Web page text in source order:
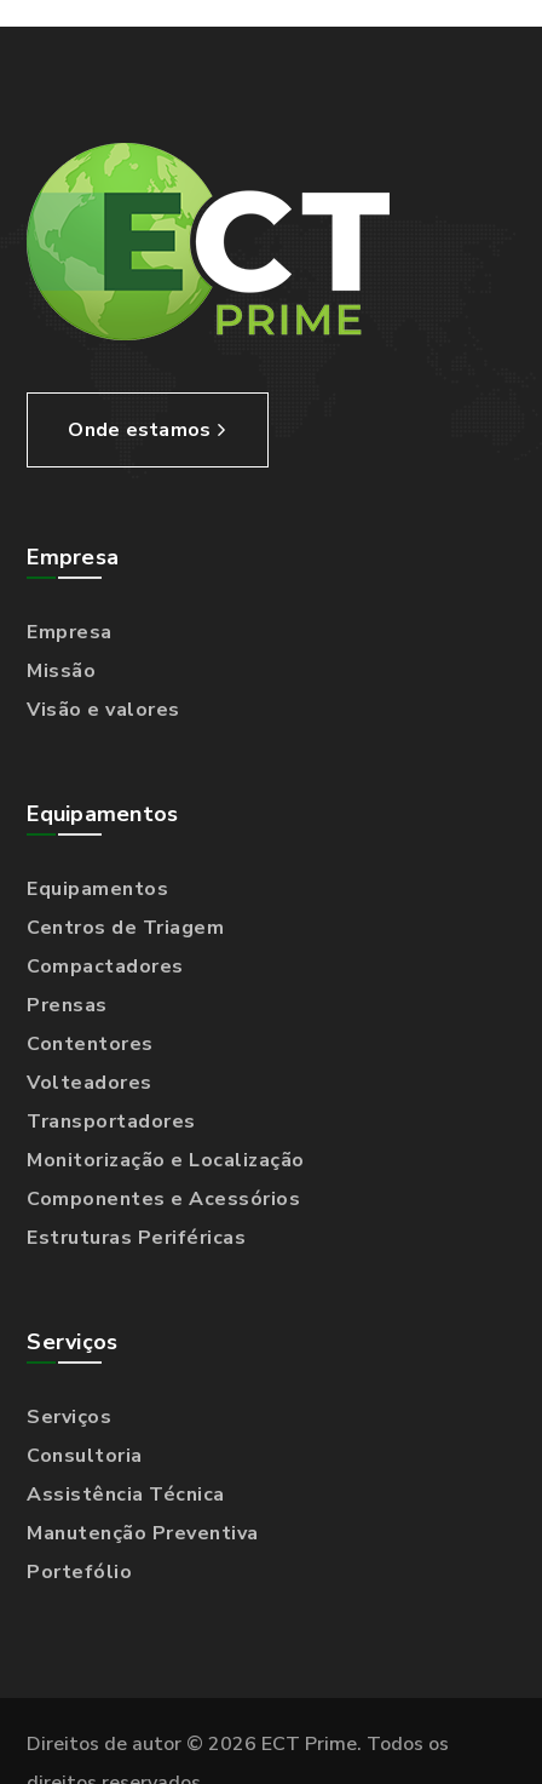
Onde estamos
Empresa
Empresa
Missão
Visão e valores
Equipamentos
Equipamentos
Centros de Triagem
Compactadores
Prensas
Contentores
Volteadores
Transportadores
Monitorização e Localização
Componentes e Acessórios
Estruturas Periféricas
Serviços
Serviços
Consultoria
Assistência Técnica
Manutenção Preventiva
Portefólio
Direitos de autor © 2026 ECT Prime. Todos os